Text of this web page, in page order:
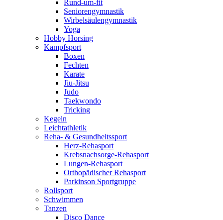
Rund-um-fit
Seniorengymnastik
Wirbelsäulengymnastik
Yoga
Hobby Horsing
Kampfsport
Boxen
Fechten
Karate
Jiu-Jitsu
Judo
Taekwondo
Tricking
Kegeln
Leichtathletik
Reha- & Gesundheitssport
Herz-Rehasport
Krebsnachsorge-Rehasport
Lungen-Rehasport
Orthopädischer Rehasport
Parkinson Sportgruppe
Rollsport
Schwimmen
Tanzen
Disco Dance